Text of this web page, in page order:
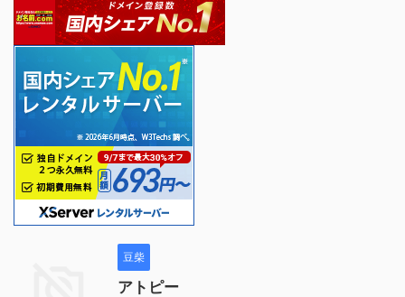
豆柴
アトピー